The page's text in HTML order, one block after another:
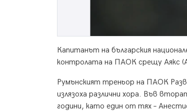
Капитанът на българския
контролата на ПАОК срещу Аякс
Румънският треньор на ПАОК
излязоха различни хора. Във
години, като един от тях –